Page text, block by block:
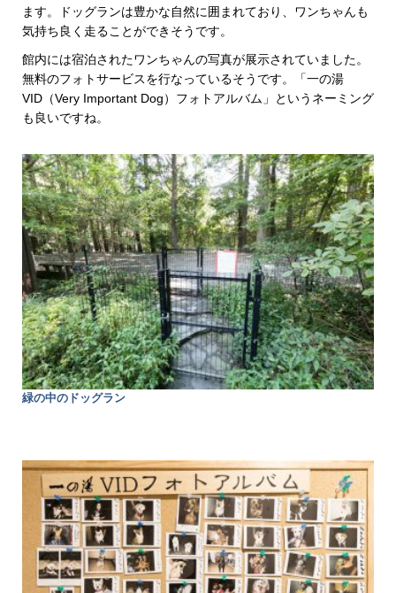
ます。ドッグランは豊かな自然に囲まれており、ワンちゃんも
気持ち良く走ることができそうです。
館内には宿泊されたワンちゃんの写真が展示されていました。
無料のフォトサービスを行なっているそうです。「一の湯
VID（Very Important Dog）フォトアルバム」というネーミング
も良いですね。
緑の中のドッグラン